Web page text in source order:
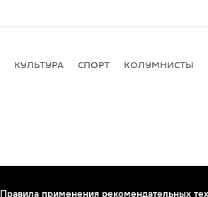
КУЛЬТУРА СПОРТ КОЛУМНИСТЫ
Правила применения рекомендательных